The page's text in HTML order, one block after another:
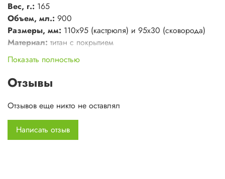
Вес, г.: 165
Объем, мл.: 900
Размеры, мм: 110х95 (кастрюля) и 95x30 (сковорода)
Материал: титан с покрытием
Показать полностью
Отзывы
Отзывов еще никто не оставлял
Написать отзыв